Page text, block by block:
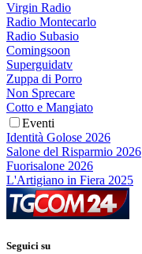
Virgin Radio
Radio Montecarlo
Radio Subasio
Comingsoon
Superguidatv
Zuppa di Porro
Non Sprecare
Cotto e Mangiato
Eventi
Identità Golose 2026
Salone del Risparmio 2026
Fuorisalone 2026
L'Artigiano in Fiera 2025
Seguici su